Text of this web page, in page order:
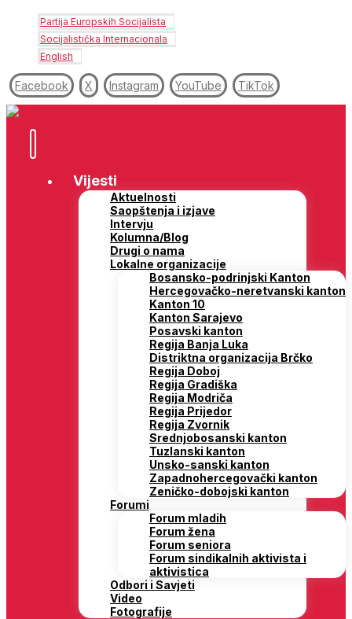
Partija Europskih Socijalista
Socijalistička Internacionala
English
Facebook X Instagram YouTube TikTok
Vijesti
Aktuelnosti
Saopštenja i izjave
Intervju
Kolumna/Blog
Drugi o nama
Lokalne organizacije
Bosansko-podrinjski Kanton
Hercegovačko-neretvanski kanton
Kanton 10
Kanton Sarajevo
Posavski kanton
Regija Banja Luka
Distriktna organizacija Brčko
Regija Doboj
Regija Gradiška
Regija Modriča
Regija Prijedor
Regija Zvornik
Srednjobosanski kanton
Tuzlanski kanton
Unsko-sanski kanton
Zapadnohercegovački kanton
Zeničko-dobojski kanton
Forumi
Forum mladih
Forum žena
Forum seniora
Forum sindikalnih aktivista i
aktivistica
Odbori i Savjeti
Video
Fotografije